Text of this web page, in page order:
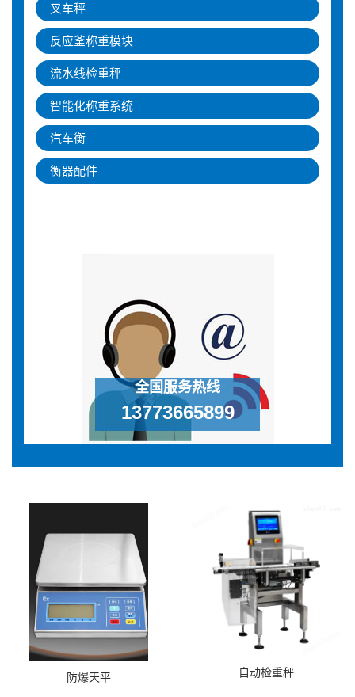
叉车秤
反应釜称重模块
流水线检重秤
智能化称重系统
汽车衡
衡器配件
全国服务热线
13773665899
防爆天平 自动检重秤